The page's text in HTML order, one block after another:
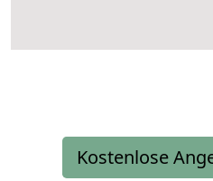
Kostenlose